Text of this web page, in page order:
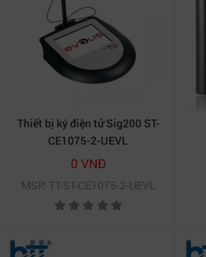
Thiết bị ký điện tử Sig200 ST-
CE1075-2-UEVL
0 VNĐ
MSP: TT-ST-CE1075-2-UEVL